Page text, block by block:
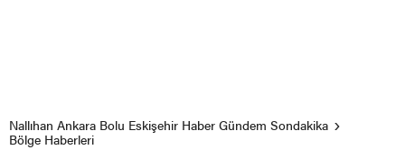
Nallıhan Ankara Bolu Eskişehir Haber Gündem Sondakika
Bölge Haberleri